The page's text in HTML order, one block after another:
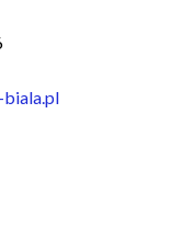
biala.pl